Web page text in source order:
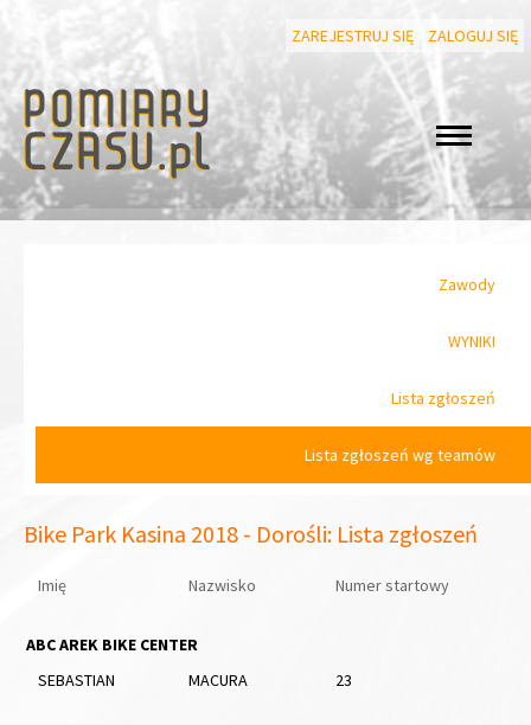
ZAREJESTRUJ SIĘ ZALOGUJ SIĘ
Zawody
WYNIKI
Lista zgłoszeń
Lista zgłoszeń wg teamów
Bike Park Kasina 2018 - Dorośli: Lista zgłoszeń
Imię Nazwisko Numer startowy
ABC AREK BIKE CENTER
SEBASTIAN
MACURA 23